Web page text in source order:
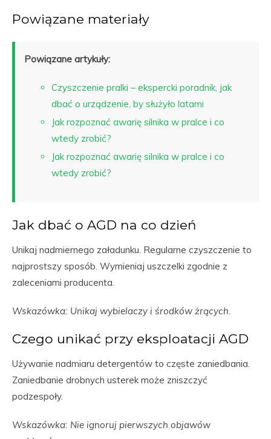
Powiązane materiały
Powiązane artykuły:
Czyszczenie pralki – ekspercki poradnik, jak
dbać o urządzenie, by służyło latami
Jak rozpoznać awarię silnika w pralce i co
wtedy zrobić?
Jak rozpoznać awarię silnika w pralce i co
wtedy zrobić?
Jak dbać o AGD na co dzień
Unikaj nadmiernego załadunku. Regularne czyszczenie to
najprostszy sposób. Wymieniaj uszczelki zgodnie z
zaleceniami producenta.
Wskazówka: Unikaj wybielaczy i środków żrących.
Czego unikać przy eksploatacji AGD
Używanie nadmiaru detergentów to częste zaniedbania.
Zaniedbanie drobnych usterek może zniszczyć
podzespoły.
Wskazówka: Nie ignoruj pierwszych objawów